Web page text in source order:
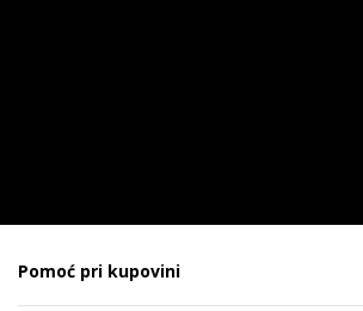
Pomoć pri kupovini